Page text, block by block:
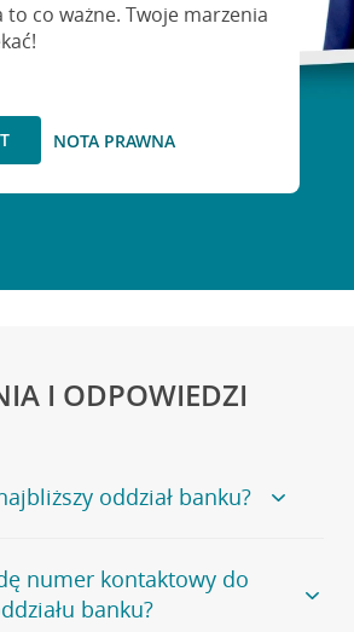
to co ważne. Twoje marzenia
NOTA PRAWNA
I ODPOWIEDZI
oddział banku?
naszego banku, zapraszamy na
, na której znajduje się
numer kontaktowy do
banku?